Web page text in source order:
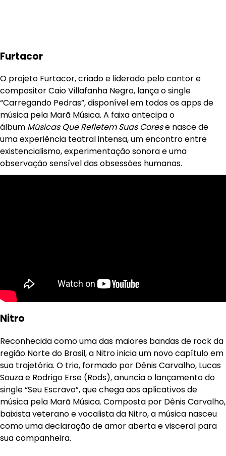
Furtacor
O projeto Furtacor, criado e liderado pelo cantor e
compositor Caio Villafanha Negro, lança o single
“Carregando Pedras”, disponível em todos os apps de
música pela Marã Música. A faixa antecipa o
álbum Músicas Que Refletem Suas Corese nasce de
uma experiência teatral intensa, um encontro entre
existencialismo, experimentação sonora e uma
observação sensível das obsessões humanas.
Nitro
Reconhecida como uma das maiores bandas de rock da
região Norte do Brasil, a Nitro inicia um novo capítulo em
sua trajetória. O trio, formado por Dênis Carvalho, Lucas
Souza e Rodrigo Erse (Rods), anuncia o lançamento do
single “Seu Escravo”, que chega aos aplicativos de
música pela Marã Música. Composta por Dênis Carvalho,
baixista veterano e vocalista da Nitro, a música nasceu
como uma declaração de amor aberta e visceral para
sua companheira.